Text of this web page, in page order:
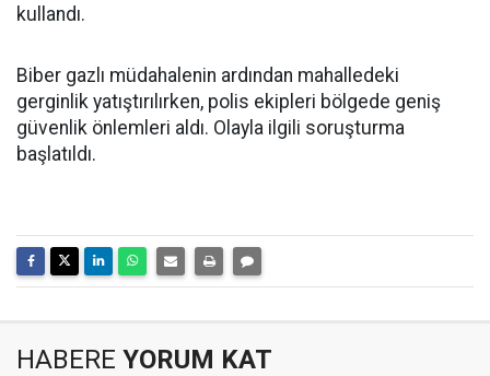
kullandı.
Biber gazlı müdahalenin ardından mahalledeki
gerginlik yatıştırılırken, polis ekipleri bölgede geniş
güvenlik önlemleri aldı. Olayla ilgili soruşturma
başlatıldı.
HABERE YORUM KAT